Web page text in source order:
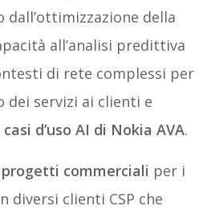
dall’ottimizzazione della
all’analisi predittiva
di rete complessi per
dei servizi ai clienti e
d’uso AI di Nokia AVA.
progetti commerciali per i
diversi clienti CSP che